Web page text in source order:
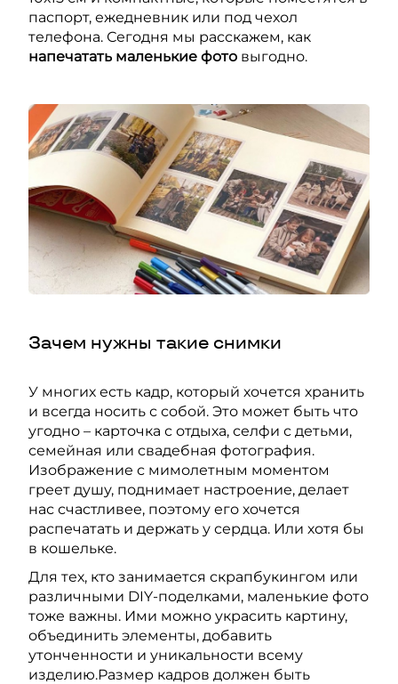
паспорт, ежедневник или под чехол
телефона. Сегодня мы расскажем, как
напечатать маленькие фото выгодно.
Зачем нужны такие снимки
У многих есть кадр, который хочется хранить
и всегда носить с собой. Это может быть что
угодно – карточка с отдыха, селфи с детьми,
семейная или свадебная фотография.
Изображение с мимолетным моментом
греет душу, поднимает настроение, делает
нас счастливее, поэтому его хочется
распечатать и держать у сердца. Или хотя бы
в кошельке.
Для тех, кто занимается скрапбукингом или
различными DIY-поделками, маленькие фото
тоже важны. Ими можно украсить картину,
объединить элементы, добавить
утонченности и уникальности всему
изделию.Размер кадров должен быть